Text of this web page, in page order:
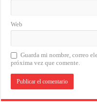
Web
Guarda mi nombre, correo
próxima vez que comente.